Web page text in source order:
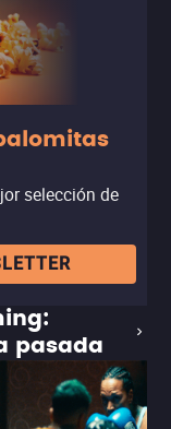
selección de
pasada